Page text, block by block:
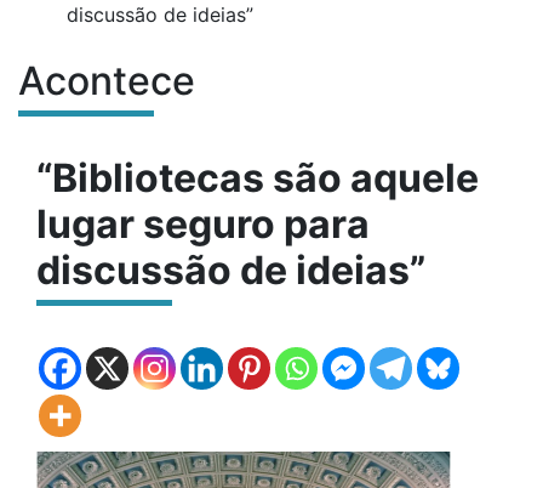
discussão de ideias”
Conteúdo do site
Acontece
“Bibliotecas são aquele
lugar seguro para
discussão de ideias”